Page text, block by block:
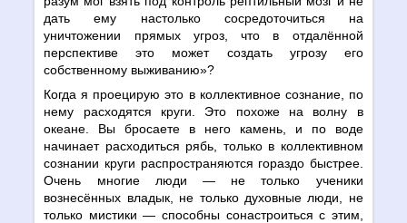
дать ему настолько сосредоточиться на
уничтожении прямых угроз, что в отдалённой
перспективе это может создать угрозу его
собственному выживанию»?
Когда я проецирую это в коллективное сознание, по
нему расходятся круги. Это похоже на волну в
океане. Вы бросаете в него камень, и по воде
начинает расходиться рябь, только в коллективном
сознании круги распространяются гораздо быстрее.
Очень многие люди — не только ученики
вознесённых владык, не только духовные люди, не
только мистики— способны сонастроиться с этим,